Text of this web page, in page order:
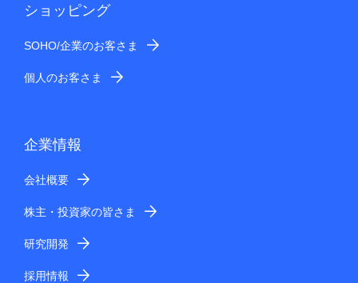
ショッピング
SOHO/企業のお客さま
個人のお客さま
企業情報
会社概要
株主・投資家の皆さま
研究開発
採用情報